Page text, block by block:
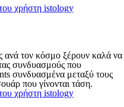
ΧΕΙΜΩΝΑΣ 2021
χρήστη istology
ανά τον κόσμο ξέρουν καλά να
συνδυασμούς που
συνδυασμένα μεταξύ τους
που γίνονται τάση.
printχρήστη istology